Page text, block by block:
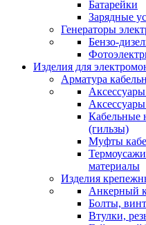
Батарейки
Зарядные
Генераторы
Бензо-
Изделия для
Арматура
Кабельные
(гильзы)
Муфты
материалы
Изделия
Анкерный
Болты,
Втулки,